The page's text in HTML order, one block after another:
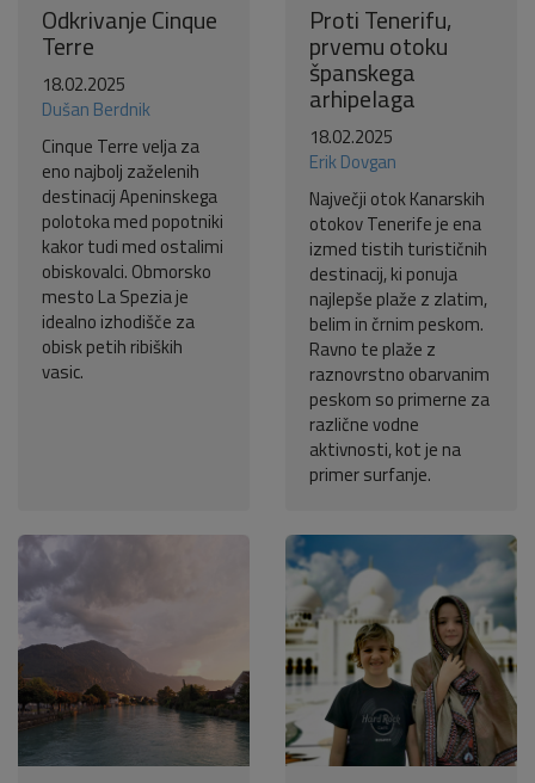
Odkrivanje Cinque
Terre
18.02.2025
Dušan Berdnik
Cinque Terre velja za
eno najbolj zaželenih
destinacij Apeninskega
polotoka med popotniki
kakor tudi med ostalimi
obiskovalci. Obmorsko
mesto La Spezia je
idealno izhodišče za
obisk petih ribiških
vasic.
Proti Tenerifu,
prvemu otoku
španskega
arhipelaga
18.02.2025
Erik Dovgan
Največji otok Kanarskih
otokov Tenerife je ena
izmed tistih turističnih
destinacij, ki ponuja
najlepše plaže z zlatim,
belim in črnim peskom.
Ravno te plaže z
raznovrstno obarvanim
peskom so primerne za
različne vodne
aktivnosti, kot je na
primer surfanje.